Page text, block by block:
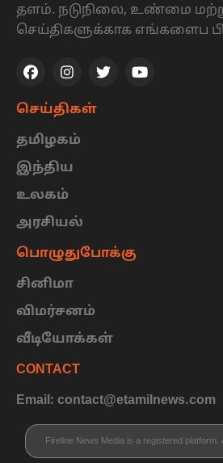
தளம். நடுநிலை, உண்மை
செய்திகளுக்காக எங்களைப
செய்திகள்
தமிழகம்
இந்திய
உலகம்
அரசியல்
பொழுதுபோக்கு
சினிமா
விமர்சனம்
வீடியோக்கள்
CONTACT
Email: contact@etamilnews.com
Fireline News Media is a registered